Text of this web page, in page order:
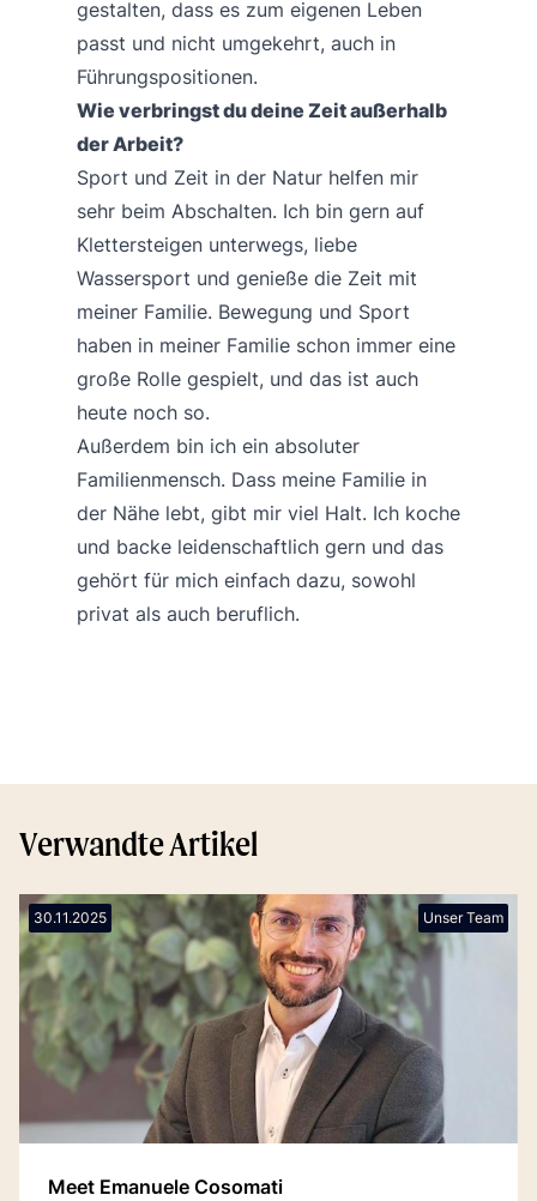
gestalten, dass es zum eigenen Leben
passt und nicht umgekehrt, auch in
Führungspositionen.
Wie verbringst du deine Zeit außerhalb
der Arbeit?
Sport und Zeit in der Natur helfen mir
sehr beim Abschalten. Ich bin gern auf
Klettersteigen unterwegs, liebe
Wassersport und genieße die Zeit mit
meiner Familie. Bewegung und Sport
haben in meiner Familie schon immer eine
große Rolle gespielt, und das ist auch
heute noch so.
Außerdem bin ich ein absoluter
Familienmensch. Dass meine Familie in
der Nähe lebt, gibt mir viel Halt. Ich koche
und backe leidenschaftlich gern und das
gehört für mich einfach dazu, sowohl
privat als auch beruflich.
Verwandte Artikel
30.11.2025 Unser Team
Meet Emanuele Cosomati